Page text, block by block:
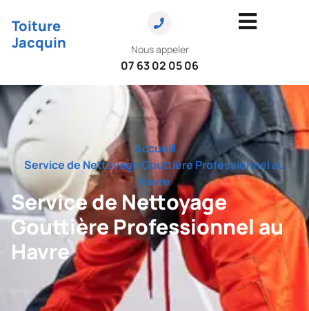
Toiture
Jacquin
Nous appeler
07 63 02 05 06
Accueil
Service de Nettoyage Gouttière Professionnel au
Havre
Service de Nettoyage
Gouttière Professionnel au
Havre